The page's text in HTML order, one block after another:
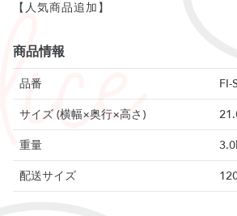
【人気商品追加】
商品情報
品番
FI-
サイズ (横幅×奥行×高さ)
重量
配送サイズ